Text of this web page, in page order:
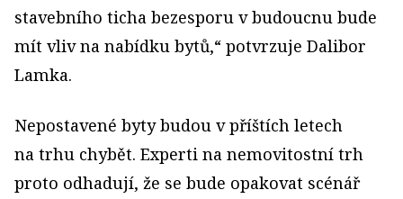
stavebního ticha bezesporu v budoucnu bude
mít vliv na nabídku bytů,“ potvrzuje Dalibor
Lamka.
Nepostavené byty budou v příštích letech
na trhu chybět. Experti na nemovitostní trh
proto odhadují, že se bude opakovat scénář